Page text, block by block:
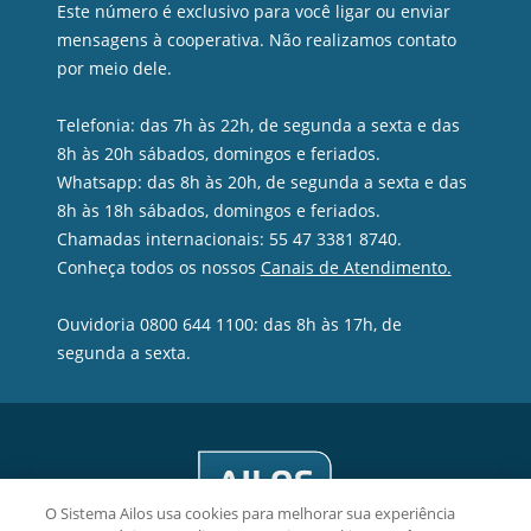
Este número é exclusivo para você ligar ou enviar
mensagens à cooperativa. Não realizamos contato
por meio dele.
Telefonia: das 7h às 22h, de segunda a sexta e das
8h às 20h sábados, domingos e feriados.
Whatsapp: das 8h às 20h, de segunda a sexta e das
8h às 18h sábados, domingos e feriados.
Chamadas internacionais: 55 47 3381 8740.
Conheça todos os nossos Canais de Atendimento.
Ouvidoria 0800 644 1100: das 8h às 17h, de
segunda a sexta.
O Sistema Ailos usa cookies para melhorar sua experiência